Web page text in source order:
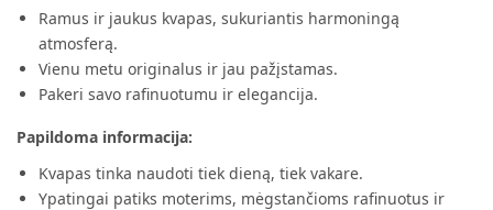
Ramus ir jaukus kvapas, sukuriantis harmoningą
atmosferą.
Vienu metu originalus ir jau pažįstamas.
Pakeri savo rafinuotumu ir elegancija.
Papildoma informacija:
Kvapas tinka naudoti tiek dieną, tiek vakare.
Ypatingai patiks moterims, mėgstančioms rafinuotus ir